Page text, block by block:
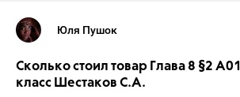
Юля Пушок
Сколько стоил товар Глава 8 §2
класс Шестаков С.А.